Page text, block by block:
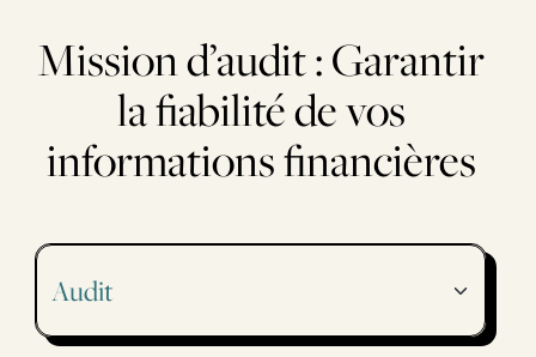
Mission d’audit : Garantir
la fiabilité de vos
informations financières